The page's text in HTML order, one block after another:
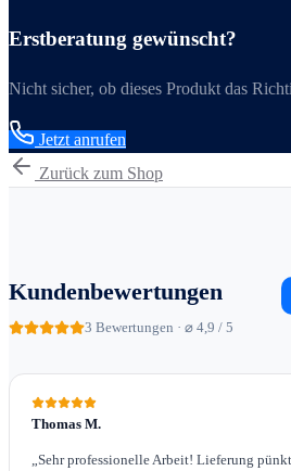
Erstberatung gewünscht?
Nicht sicher, ob dieses Produkt das
Jetzt anrufen
Zurück zum Shop
Kundenbewertungen
3 Bewertungen · ⌀ 4,9 / 5
Thomas M.
„Sehr professionelle Arbeit! Lieferung